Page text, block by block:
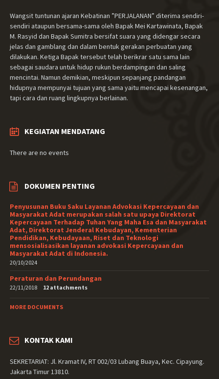
Wangsit tuntunan ajaran Kebatinan ”PERJALANAN” diterima sendiri-
sendiri ataupun bersama-sama oleh Bapak Mei Kartawinata, Bapak
M. Rasyid dan Bapak Sumitra bersifat suara yang didengar secara
jelas dan gamblang dan dalam bentuk gerakan perbuatan yang
dilakukan. Ketiga Bapak tersebut telah berikrar satu sama lain
sebagai saudara untuk hidup rukun berdampingan dan saling
mencintai. Namun demikian, meskipun sepanjang pandangan
hidupnya mempunyai tujuan yang sama yaitu mencapai kesenangan,
tapi cara dan ruang lingkupnya berlainan.
KEGIATAN MENDATANG
There are no events
DOKUMEN PENTING
Penyusunan Buku Saku Layanan Advokasi Kepercayaan dan
Masyarakat Adat merupakan salah satu upaya Direktorat
Kepercayaan Terhadap Tuhan Yang Maha Esa dan Masyarakat
Adat, Direktorat Jenderal Kebudayan, Kementerian
Pendidikan, Kebudayaan, Riset dan Teknologi
mensosialisasikan layanan advokasi Kepercayaan dan
Masyarakat Adat di Indonesia.
20/10/2024
Peraturan dan Perundangan
22/11/2018 12 attachments
MORE DOCUMENTS
KONTAK KAMI
SEKRETARIAT: Jl. Kramat IV, RT 002/03 Lubang Buaya, Kec. Cipayung.
Jakarta Timur 13810.